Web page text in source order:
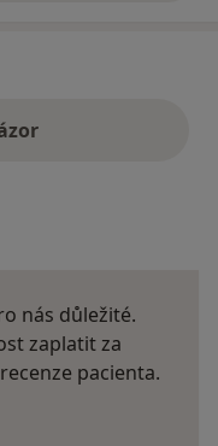
nás důležité.
zaplatit za
pacienta.